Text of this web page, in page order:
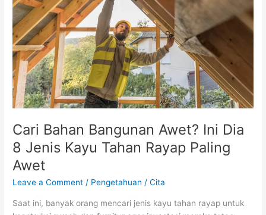
Cari Bahan Bangunan Awet? Ini Dia
8 Jenis Kayu Tahan Rayap Paling
Awet
Leave a Comment / Pengetahuan /Cita
Saat ini, banyak orang mencari jenis kayu tahan rayap untuk
Dia
8
Jenis
Kayu
Tahan
Rayap
Paling
Awet